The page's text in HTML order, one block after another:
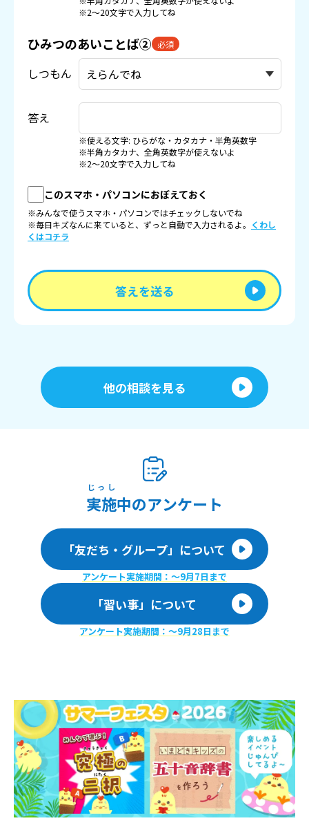
※2〜20文字で入力してね
ひみつのあいことば② 必須
しつもん
答え
※使える文字: ひらがな・カタカナ・半角英数字
※半角カタカナ、全角英数字が使えないよ
※2〜20文字で入力してね
このスマホ・パソコンにおぼえておく
※みんなで使うスマホ・パソコンではチェックしないでね
※毎日キズなんに来ていると、ずっと自動で入力されるよ。 くわし
くはコチラ
答えを送る
他の相談を見る
実施
じっし
中のアンケート
「友だち・グループ」について
アンケート実施期間：〜9月7日まで
「習い事」について
アンケート実施期間：〜9月28日まで